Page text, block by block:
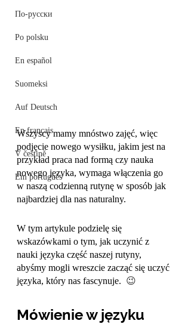
По-русски
Po polsku
En español
Suomeksi
Auf Deutsch
En français
V češtině
Em português
Wszyscy mamy mnóstwo zajęć, więc
podjęcie nowego wysiłku, jakim jest na
przykład praca nad formą czy nauka
nowego języka, wymaga włączenia go
w naszą codzienną rutynę w sposób jak
najbardziej dla nas naturalny.
W tym artykule podzielę się
wskazówkami o tym, jak uczynić z
nauki języka część naszej rutyny,
abyśmy mogli wreszcie zacząć się uczyć
języka, który nas fascynuje. 😉
Mówienie w języku